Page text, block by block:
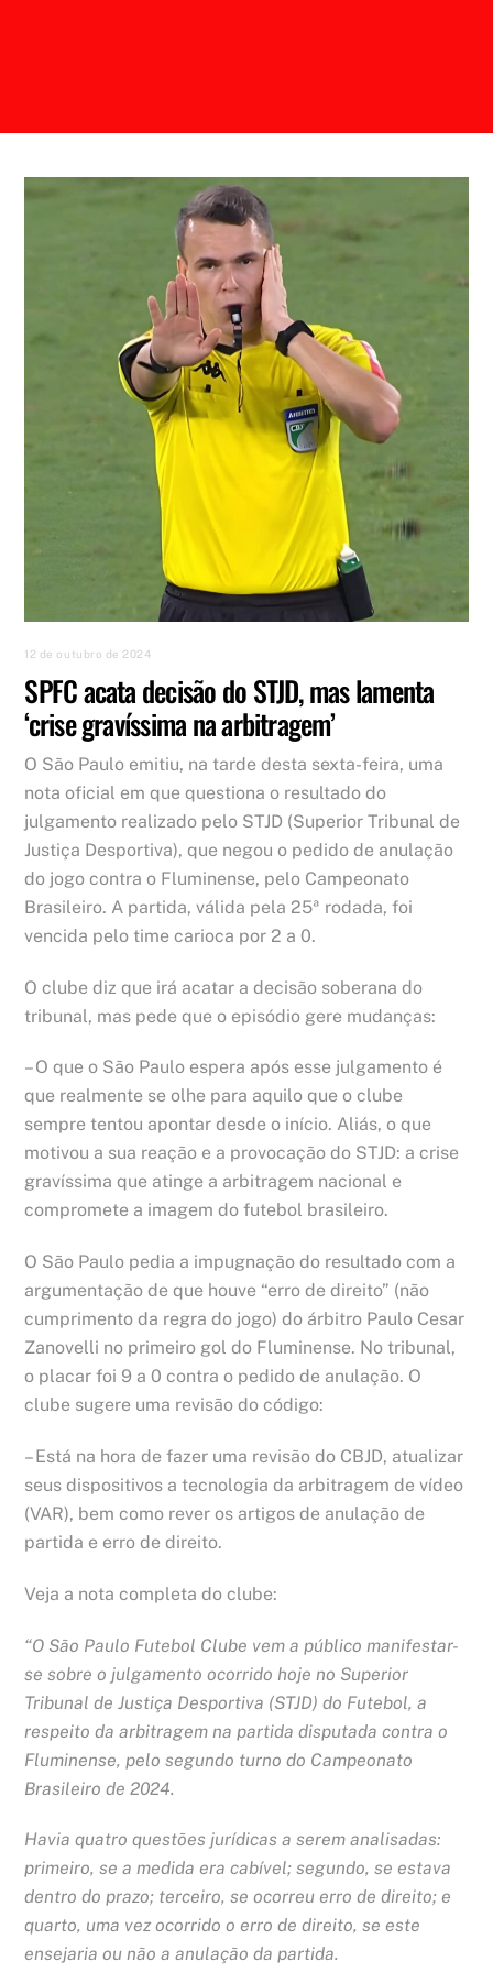
12 de outubro de 2024
SPFC acata decisão do STJD, mas lamenta
‘crise gravíssima na arbitragem’
O São Paulo emitiu, na tarde desta sexta-feira, uma
nota oficial em que questiona o resultado do
julgamento realizado pelo STJD (Superior Tribunal de
Justiça Desportiva), que negou o pedido de anulação
do jogo contra o Fluminense, pelo Campeonato
Brasileiro. A partida, válida pela 25ª rodada, foi
vencida pelo time carioca por 2 a 0.
O clube diz que irá acatar a decisão soberana do
tribunal, mas pede que o episódio gere mudanças:
– O que o São Paulo espera após esse julgamento é
que realmente se olhe para aquilo que o clube
sempre tentou apontar desde o início. Aliás, o que
motivou a sua reação e a provocação do STJD: a crise
gravíssima que atinge a arbitragem nacional e
compromete a imagem do futebol brasileiro.
O São Paulo pedia a impugnação do resultado com a
argumentação de que houve “erro de direito” (não
cumprimento da regra do jogo) do árbitro Paulo Cesar
Zanovelli no primeiro gol do Fluminense. No tribunal,
o placar foi 9 a 0 contra o pedido de anulação. O
clube sugere uma revisão do código:
– Está na hora de fazer uma revisão do CBJD, atualizar
seus dispositivos a tecnologia da arbitragem de vídeo
(VAR), bem como rever os artigos de anulação de
partida e erro de direito.
Veja a nota completa do clube:
“O São Paulo Futebol Clube vem a público manifestar-
se sobre o julgamento ocorrido hoje no Superior
Tribunal de Justiça Desportiva (STJD) do Futebol, a
respeito da arbitragem na partida disputada contra o
Fluminense, pelo segundo turno do Campeonato
Brasileiro de 2024.
Havia quatro questões jurídicas a serem analisadas:
primeiro, se a medida era cabível; segundo, se estava
dentro do prazo; terceiro, se ocorreu erro de direito; e
quarto, uma vez ocorrido o erro de direito, se este
ensejaria ou não a anulação da partida.